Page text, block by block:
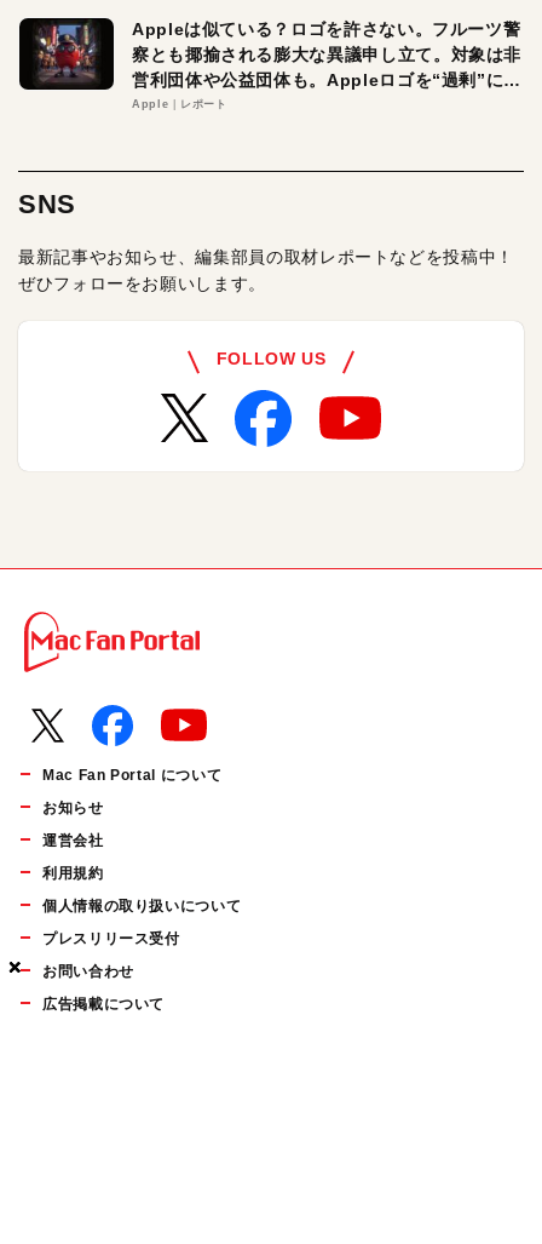
×
×
×
×
Appleは似ている？ロゴを許さない。フルーツ警
察とも揶揄される膨大な異議申し立て。対象は非
営利団体や公益団体も。Appleロゴを“過剰”に守
る理由とは
Apple レポート
SNS
最新記事やお知らせ、編集部員の取材レポートなどを投稿中！
ぜひフォローをお願いします。
FOLLOW US
Mac Fan Portal について
お知らせ
運営会社
利用規約
個人情報の取り扱いについて
プレスリリース受付
お問い合わせ
広告掲載について